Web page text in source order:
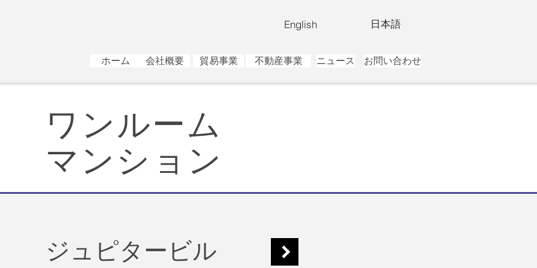
English 日本語
会社概要
ホーム 貿易事業 不動産事業 ニュース お問い合わせ
ワンルーム
マンション
ジュピタービル